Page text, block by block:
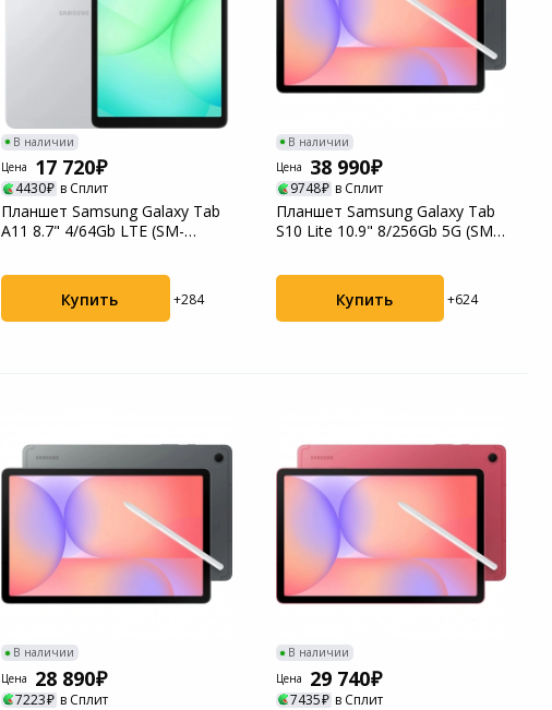
В наличии
Цена
17 720
4430 в Сплит
Планшет Samsung Galaxy Tab
A11 8.7" 4/64Gb LTE (SM-
Купить +284
В наличии
Цена
38 990
9748 в Сплит
Планшет Samsung Galaxy Tab
S10 Lite 10.9" 8/256Gb 5G (SM-
Купить +624
В наличии
Цена
28 890
7223 в Сплит
В наличии
Цена
29 740
7435 в Сплит